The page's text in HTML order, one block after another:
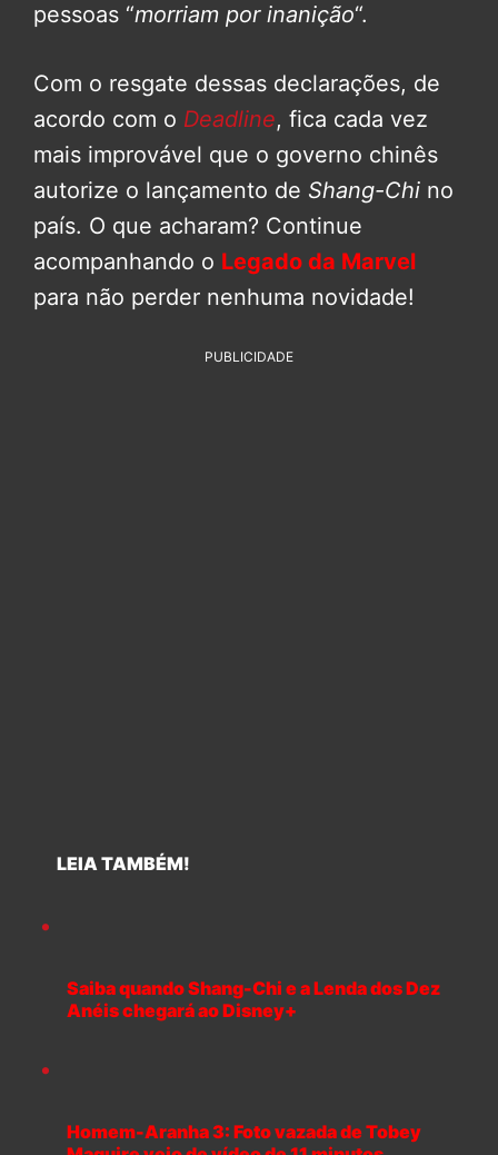
pessoas “morriam por inanição“.
Com o resgate dessas declarações, de
acordo com o Deadline, fica cada vez
mais improvável que o governo chinês
autorize o lançamento de Shang-Chi no
país. O que acharam? Continue
acompanhando o Legado da Marvel
para não perder nenhuma novidade!
PUBLICIDADE
LEIA TAMBÉM!
Saiba quando Shang-Chi e a Lenda dos Dez
Anéis chegará ao Disney+
Homem-Aranha 3: Foto vazada de Tobey